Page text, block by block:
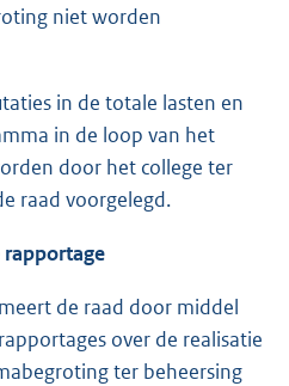
niet worden
in de totale lasten en
in de loop van het
door het college ter
raad voorgelegd.
de raad door middel
over de realisatie
ter beheersing